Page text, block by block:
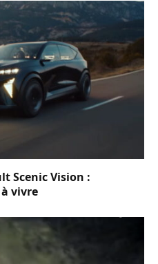
Scenic Vision :
vivre